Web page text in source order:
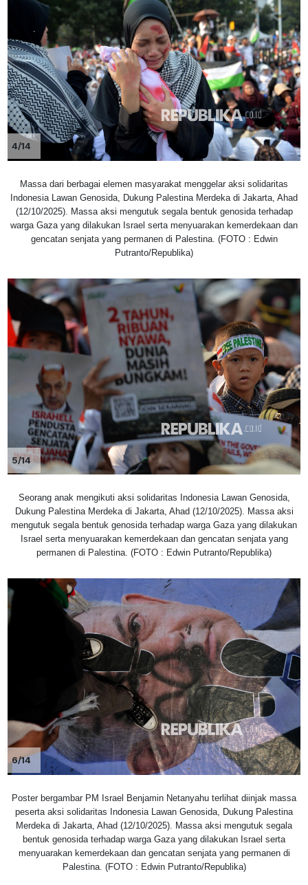
4/14
Massa dari berbagai elemen masyarakat menggelar aksi solidaritas
Indonesia Lawan Genosida, Dukung Palestina Merdeka di Jakarta, Ahad
(12/10/2025). Massa aksi mengutuk segala bentuk genosida terhadap
warga Gaza yang dilakukan Israel serta menyuarakan kemerdekaan dan
gencatan senjata yang permanen di Palestina. (FOTO : Edwin
Putranto/Republika)
5/14
Seorang anak mengikuti aksi solidaritas Indonesia Lawan Genosida,
Dukung Palestina Merdeka di Jakarta, Ahad (12/10/2025). Massa aksi
mengutuk segala bentuk genosida terhadap warga Gaza yang dilakukan
Israel serta menyuarakan kemerdekaan dan gencatan senjata yang
permanen di Palestina. (FOTO : Edwin Putranto/Republika)
6/14
Poster bergambar PM Israel Benjamin Netanyahu terlihat diinjak massa
peserta aksi solidaritas Indonesia Lawan Genosida, Dukung Palestina
Merdeka di Jakarta, Ahad (12/10/2025). Massa aksi mengutuk segala
bentuk genosida terhadap warga Gaza yang dilakukan Israel serta
menyuarakan kemerdekaan dan gencatan senjata yang permanen di
Palestina. (FOTO : Edwin Putranto/Republika)